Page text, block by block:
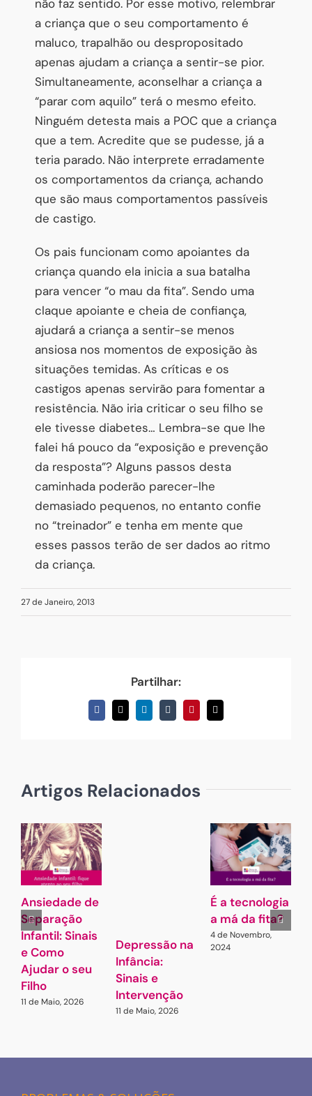
não faz sentido. Por esse motivo, relembrar
a criança que o seu comportamento é
maluco, trapalhão ou despropositado
apenas ajudam a criança a sentir-se pior.
Simultaneamente, aconselhar a criança a
“parar com aquilo” terá o mesmo efeito.
Ninguém detesta mais a POC que a criança
que a tem. Acredite que se pudesse, já a
teria parado. Não interprete erradamente
os comportamentos da criança, achando
que são maus comportamentos passíveis
de castigo.
Os pais funcionam como apoiantes da
criança quando ela inicia a sua batalha
para vencer “o mau da fita”. Sendo uma
claque apoiante e cheia de confiança,
ajudará a criança a sentir-se menos
ansiosa nos momentos de exposição às
situações temidas. As críticas e os
castigos apenas servirão para fomentar a
resistência. Não iria criticar o seu filho se
ele tivesse diabetes… Lembra-se que lhe
falei há pouco da “exposição e prevenção
da resposta”? Alguns passos desta
caminhada poderão parecer-lhe
demasiado pequenos, no entanto confie
no “treinador” e tenha em mente que
esses passos terão de ser dados ao ritmo
da criança.
27 de Janeiro, 2013
Partilhar:
Facebook
X LinkedInTumblrPinterestEmail
(necessário
Artigos Relacionados
Ansiedade de
Separação
Infantil: Sinais
e Como
Ajudar o seu
Filho
11 de Maio, 2026
Depressão na
Infância:
Sinais e
Intervenção
11 de Maio, 2026
É a tecnologia
a má da fita?
4 de Novembro,
2024